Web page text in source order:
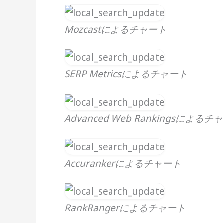
Mozcastによるチャート
SERP Metricsによるチャート
Advanced Web Rankingsによるチ
Accurankerによるチャート
RankRangerによるチャート